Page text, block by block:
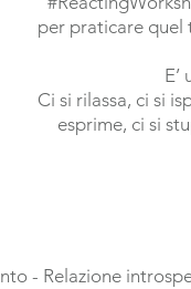
per praticare quel
Ci si rilassa, ci si
esprime, ci si
- Relazione